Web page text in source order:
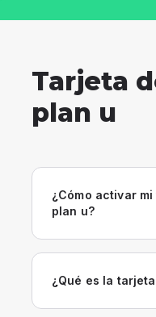
Tarjeta
plan u
¿Cómo activar
plan u?
¿Qué es la